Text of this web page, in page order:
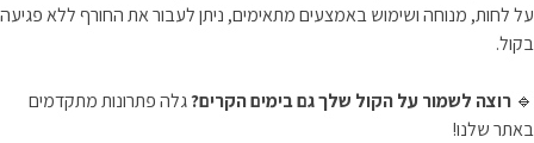
על לחות, מנוחה ושימוש באמצעים מתאימים, ניתן לעבור את החורף ללא פגיעה
בקול.
🔹 רוצה לשמור על הקול שלך גם בימים הקרים?גלה פתרונות מתקדמים
באתר שלנו!